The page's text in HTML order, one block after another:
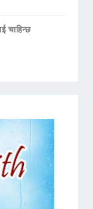
चाहिन्छ